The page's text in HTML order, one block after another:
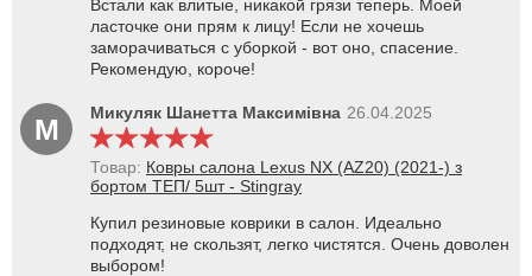
Встали как влитые, никакой грязи теперь. Моей
ласточке они прям к лицу! Если не хочешь
заморачиваться с уборкой - вот оно, спасение.
Рекомендую, короче!
М Микуляк Шанетта Максимівна 26.04.2025
Товар: Ковры салона Lexus NX (AZ20) (2021-) з
бортом ТЕП/ 5шт - Stingray
Купил резиновые коврики в салон. Идеально
подходят, не скользят, легко чистятся. Очень доволен
выбором!